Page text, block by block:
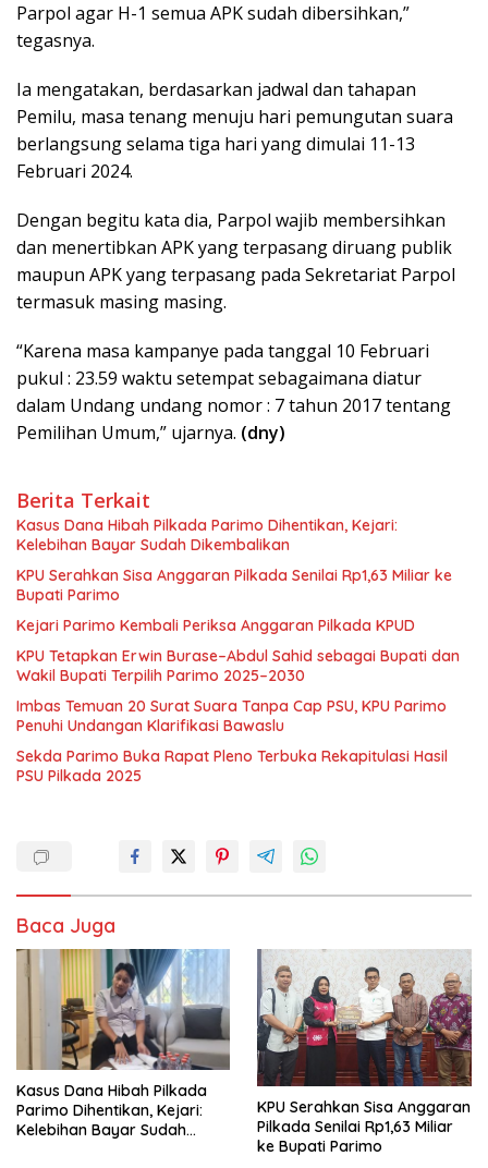
Parpol agar H-1 semua APK sudah dibersihkan,”
tegasnya.
Ia mengatakan, berdasarkan jadwal dan tahapan
Pemilu, masa tenang menuju hari pemungutan suara
berlangsung selama tiga hari yang dimulai 11-13
Februari 2024.
Dengan begitu kata dia, Parpol wajib membersihkan
dan menertibkan APK yang terpasang diruang publik
maupun APK yang terpasang pada Sekretariat Parpol
termasuk masing masing.
“Karena masa kampanye pada tanggal 10 Februari
pukul : 23.59 waktu setempat sebagaimana diatur
dalam Undang undang nomor : 7 tahun 2017 tentang
Pemilihan Umum,” ujarnya. (dny)
Berita Terkait
Kasus Dana Hibah Pilkada Parimo Dihentikan, Kejari:
Kelebihan Bayar Sudah Dikembalikan
KPU Serahkan Sisa Anggaran Pilkada Senilai Rp1,63 Miliar ke
Bupati Parimo
Kejari Parimo Kembali Periksa Anggaran Pilkada KPUD
KPU Tetapkan Erwin Burase–Abdul Sahid sebagai Bupati dan
Wakil Bupati Terpilih Parimo 2025–2030
Imbas Temuan 20 Surat Suara Tanpa Cap PSU, KPU Parimo
Penuhi Undangan Klarifikasi Bawaslu
Sekda Parimo Buka Rapat Pleno Terbuka Rekapitulasi Hasil
PSU Pilkada 2025
Baca Juga
Kasus Dana Hibah Pilkada
Parimo Dihentikan, Kejari:
Kelebihan Bayar Sudah
KPU Serahkan Sisa Anggaran
Pilkada Senilai Rp1,63 Miliar
ke Bupati Parimo